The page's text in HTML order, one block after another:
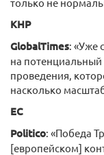
КНР
GlobalTimes: «Уже
на потенциальный
проведения,
насколько
ЕС
Politico: «Победа
[европейском]